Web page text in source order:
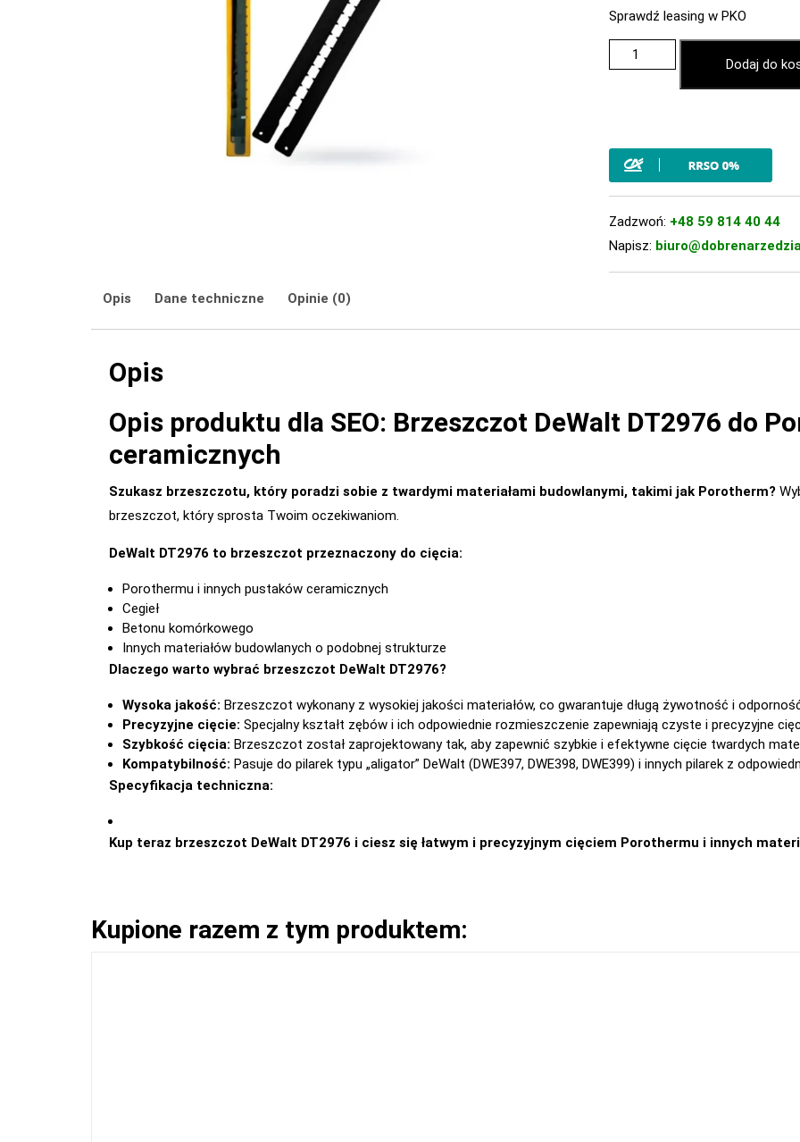
Sprawdź leasing w PKO
Dodaj do
Zadzwoń: +48 59 814 40 44
Napisz:
Opis Dane techniczne Opinie (0)
Opis
Opis produktu dla SEO: Brzeszczot DeWalt DT2976 do
ceramicznych
Szukasz brzeszczotu, który poradzi sobie z twardymi materiałami budowlanymi, takimi jak Porotherm?
brzeszczot, który sprosta Twoim oczekiwaniom.
DeWalt DT2976 to brzeszczot przeznaczony do cięcia:
Porothermu i innych pustaków ceramicznych
Cegieł
Betonu komórkowego
Innych materiałów budowlanych o podobnej strukturze
Dlaczego warto wybrać brzeszczot DeWalt DT2976?
Wysoka jakość: Brzeszczot wykonany z wysokiej jakości materiałów, co gwarantuje długą żywotność i
Precyzyjne cięcie: Specjalny kształt zębów i ich odpowiednie rozmieszczenie zapewniają czyste i precyzyjne
Szybkość cięcia: Brzeszczot został zaprojektowany tak, aby zapewnić szybkie i efektywne cięcie twardych
Kompatybilność: Pasuje do pilarek typu „aligator” DeWalt (DWE397, DWE398, DWE399) i innych pilarek z
Specyfikacja techniczna:
Kup teraz brzeszczot DeWalt DT2976 i ciesz się łatwym i precyzyjnym cięciem Porothermu i innych
Kupione razem z tym produktem: